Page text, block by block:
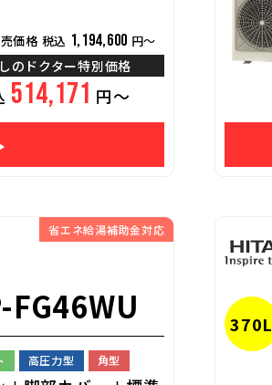
価格 税込 1,194,600 円～
のドクター特別価格
514,171 円～
省エネ給湯補助金対応
FG46WU
高圧力型 角型
370L